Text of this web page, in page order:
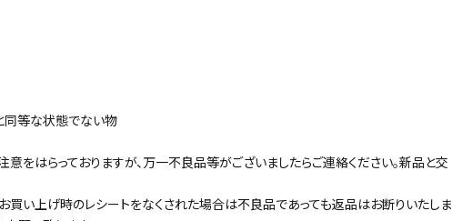
同等な状態でない物
をはらっておりますが、万一不良品等がございましたらご連絡ください。新品と交
買い上げ時のレシートをなくされた場合は不良品であっても返品はお断りいたしま